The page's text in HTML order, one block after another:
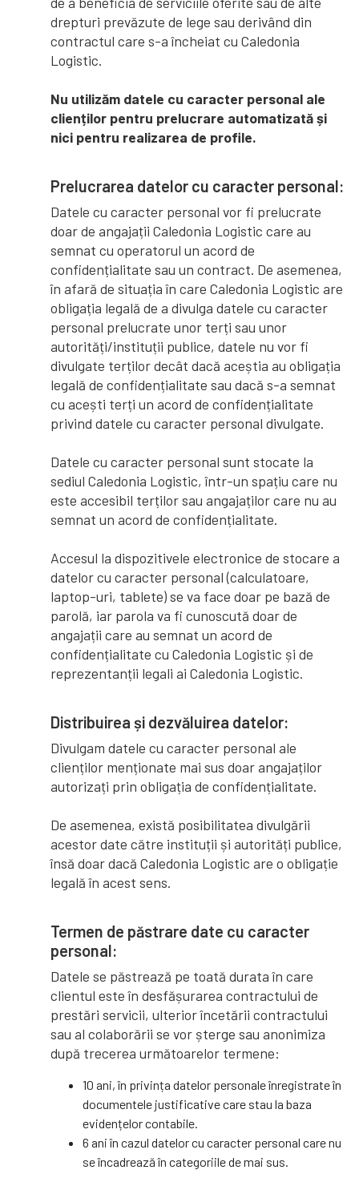
drepturi prevăzute de lege sau derivând din
contractul care s-a încheiat cu Caledonia
Logistic.
Nu utilizăm datele cu caracter personal ale
clienților pentru prelucrare automatizată și
nici pentru realizarea de profile.
Prelucrarea datelor cu caracter personal:
Datele cu caracter personal vor fi prelucrate
doar de angajații Caledonia Logistic care au
semnat cu operatorul un acord de
confidențialitate sau un contract. De asemenea,
în afară de situația în care Caledonia Logistic are
obligația legală de a divulga datele cu caracter
personal prelucrate unor terți sau unor
autorități/instituții publice, datele nu vor fi
divulgate terților decât dacă aceștia au obligația
legală de confidențialitate sau dacă s-a semnat
cu acești terți un acord de confidențialitate
privind datele cu caracter personal divulgate.
Datele cu caracter personal sunt stocate la
sediul Caledonia Logistic, într-un spațiu care nu
este accesibil terților sau angajaților care nu au
semnat un acord de confidențialitate.
Accesul la dispozitivele electronice de stocare a
datelor cu caracter personal (calculatoare,
laptop-uri, tablete) se va face doar pe bază de
parolă, iar parola va fi cunoscută doar de
angajații care au semnat un acord de
confidențialitate cu Caledonia Logistic și de
reprezentanții legali ai Caledonia Logistic.
Distribuirea și dezvăluirea datelor:
Divulgam datele cu caracter personal ale
clienților menționate mai sus doar angajaților
autorizați prin obligația de confidențialitate.
De asemenea, există posibilitatea divulgării
acestor date către instituții și autorități publice,
însă doar dacă Caledonia Logistic are o obligație
legală în acest sens.
Termen de păstrare date cu caracter
personal:
Datele se păstrează pe toată durata în care
clientul este în desfășurarea contractului de
prestări servicii, ulterior încetării contractului
sau al colaborării se vor șterge sau anonimiza
după trecerea următoarelor termene:
10 ani, în privința datelor personale înregistrate în
documentele justificative care stau la baza
evidențelor contabile.
6 ani în cazul datelor cu caracter personal care nu
se încadrează în categoriile de mai sus.